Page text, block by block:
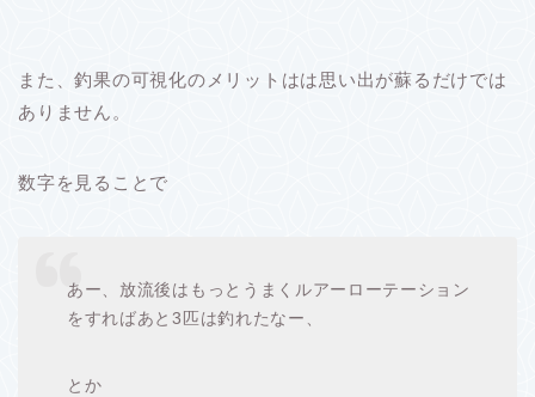
また、釣果の可視化のメリットはは思い出が蘇るだけでは
ありません。
数字を見ることで
あー、放流後はもっとうまくルアーローテーション
をすればあと3匹は釣れたなー、
とか